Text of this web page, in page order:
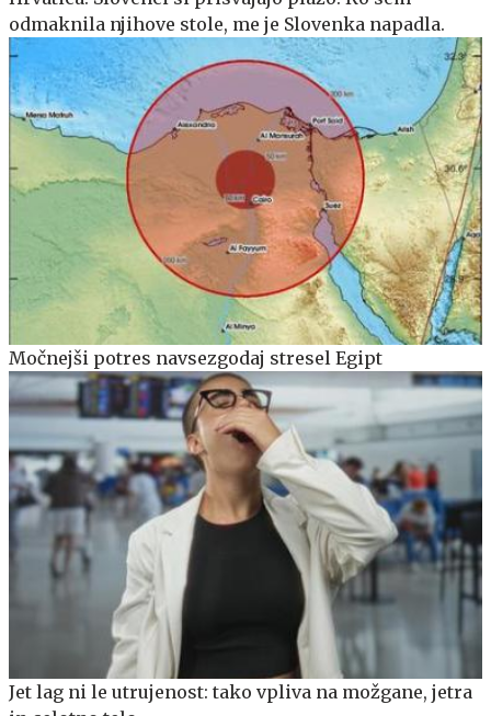
odmaknila njihove stole, me je Slovenka napadla.
Močnejši potres navsezgodaj stresel Egipt
Jet lag ni le utrujenost: tako vpliva na možgane, jetra